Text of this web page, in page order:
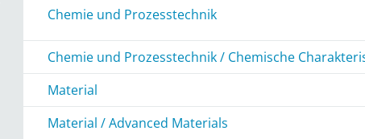
Chemie und Prozesstechnik
Chemie und Prozesstechnik / Chemische
Material
Material / Advanced Materials